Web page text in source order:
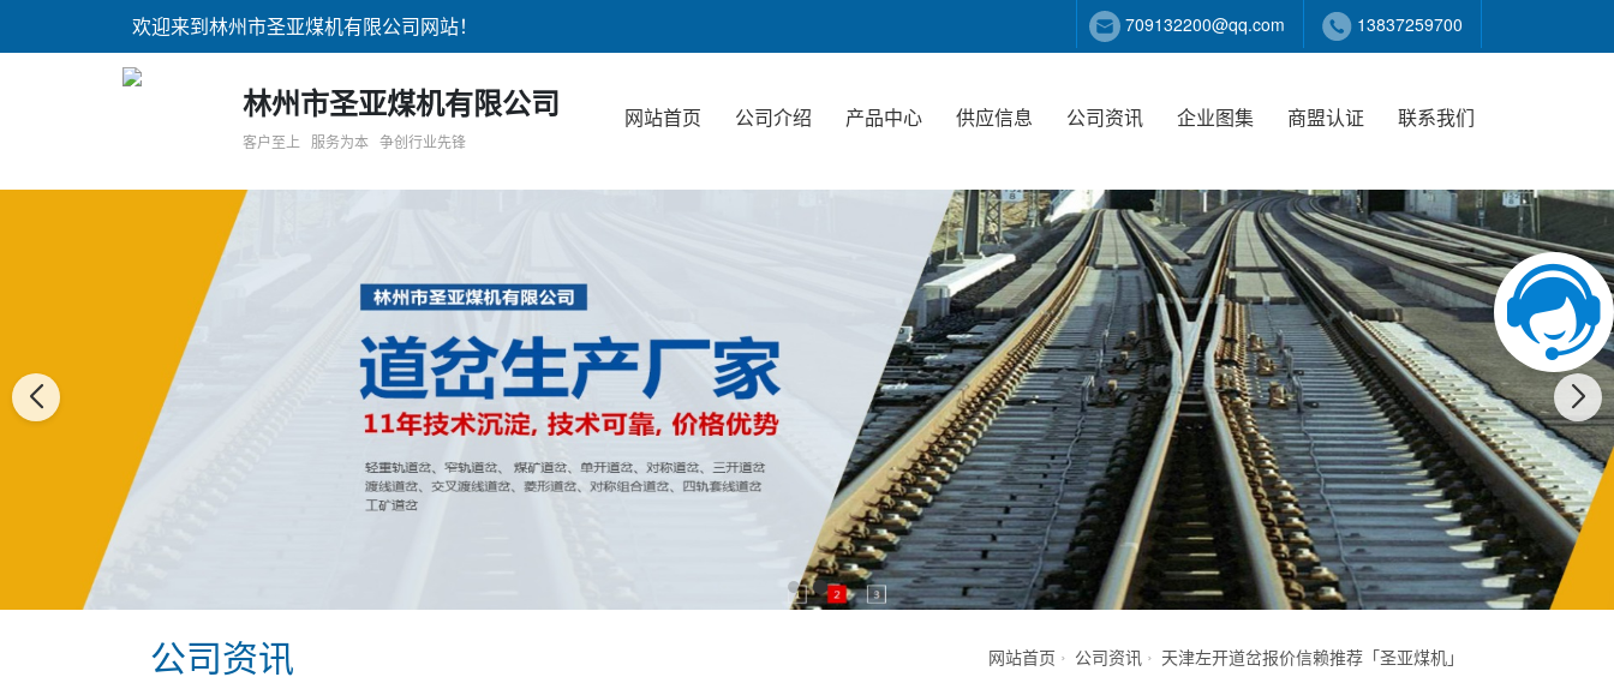
欢迎来到林州市圣亚煤机有限公司网站！ 709132200@qq.com 13837259700
林州市圣亚煤机有限公司
客户至上 服务为本 争创行业先锋
网站首页 公司介绍 产品中心 供应信息 公司资讯 企业图集 商盟认证 联系我们
公司资讯 网站首页 公司资讯 天津左开道岔报价信赖推荐「圣亚煤机」